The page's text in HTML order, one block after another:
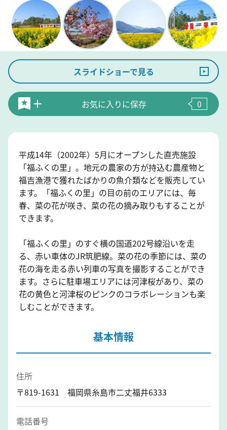
スライドショーで見る
お気に入りに保存 0
平成14年（2002年）5月にオープンした直売施設
「福ふくの里」。地元の農家の方が持込む農産物と
福吉漁港で獲れたばかりの魚介類などを販売してい
ます。「福ふくの里」の目の前のエリアには、毎
春、菜の花が咲き、菜の花の摘み取りもすることが
できます。
「福ふくの里」のすぐ横の国道202号線沿いを走
る、赤い車体のJR筑肥線。菜の花の季節には、菜の
花の海を走る赤い列車の写真を撮影することができ
ます。さらに駐車場エリアには河津桜があり、菜の
花の黄色と河津桜のピンクのコラボレーションも楽
しむことができます。
基本情報
住所
〒819-1631 福岡県糸島市二丈福井6333
電話番号